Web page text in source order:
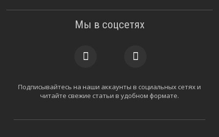
Мы в соцсетях
Подписывайтесь на наши аккаунты в социальных сетях и
читайте свежие статьи в удобном формате.